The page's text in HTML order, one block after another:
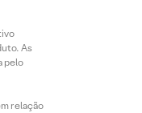
As
pelo
relação